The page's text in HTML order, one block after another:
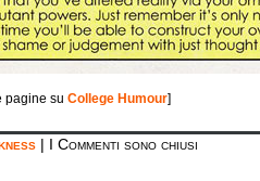
pagine su College Humour]
| I Commenti sono chiusi